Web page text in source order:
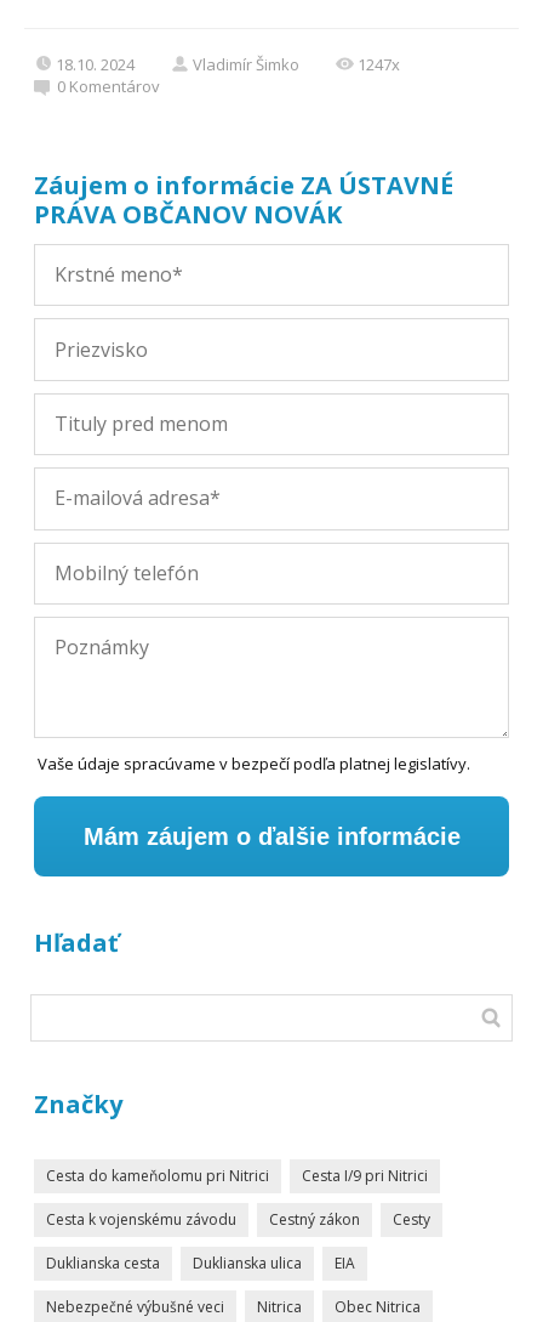
18.10. 2024 Vladimír Šimko
1247x
0 Komentárov
Záujem o informácie ZA ÚSTAVNÉ
PRÁVA OBČANOV NOVÁK
Vaše údaje spracúvame v bezpečí podľa platnej legislatívy.
Mám záujem o ďalšie informácie
Hľadať
Značky
Cesta do kameňolomu pri Nitrici Cesta I/9 pri Nitrici
Cesta k vojenskému závodu Cestný zákon Cesty
Duklianska cesta Duklianska ulica EIA
Nebezpečné výbušné veci Nitrica Obec Nitrica